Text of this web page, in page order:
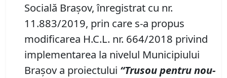
Socială Braşov, înregistrat cu nr.
11.883/2019, prin care s-a propus
modificarea H.C.L. nr. 664/2018 privind
implementarea la nivelul Municipiului
Braşov a proiectului “Trusou pentru nou-